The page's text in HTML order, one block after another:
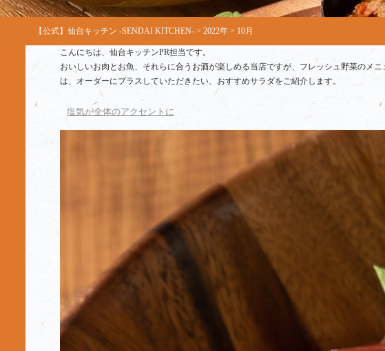
【公式】仙台キッチン -SENDAI KITCHEN- > 2022年 > 10月
こんにちは、仙台キッチンPR担当です。
おいしいお肉とお魚、それらに合うお酒が楽しめる当店ですが、フレッシュ野菜のメ
は、オーダーにプラスしていただきたい、おすすめサラダをご紹介します。
塩気が全体のアクセントに